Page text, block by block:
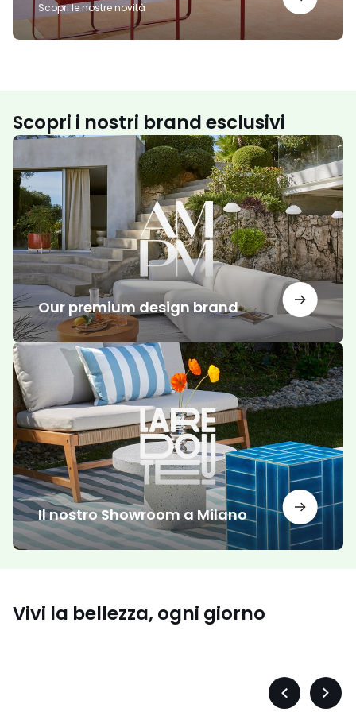
Scopri le nostre novità
Scopri i nostri brand esclusivi
Our premium design brand
Our
design
brand
Il nostro Showroom a Milano
Il
nostro
Showroom
a
Milano
Vivi la bellezza, ogni giorno
eleganza
Moda
Précédent